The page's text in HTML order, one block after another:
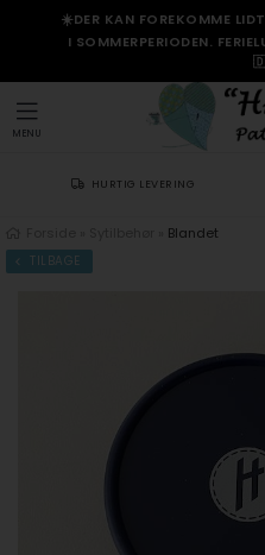
☀️DER KAN FOREKOMME
I SOMMERPERIODEN.
MENU
HURTIG LEVERING
Blandet
TILBAGE